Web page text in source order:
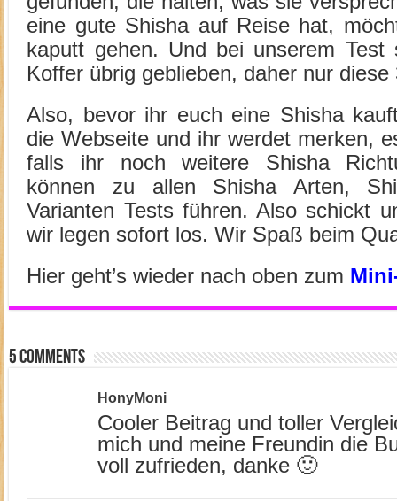
eine gute Shisha auf Reise hat,
kaputt gehen. Und bei unserem Test
Koffer übrig geblieben, daher nur diese
Also, bevor ihr euch eine Shisha
die Webseite und ihr werdet merken,
falls ihr noch weitere Shisha
können zu allen Shisha Arten,
Varianten Tests führen. Also schickt
wir legen sofort los. Wir Spaß beim
Hier geht’s wieder nach oben zum
5 comments
HonyMoni
Cooler Beitrag und toller
mich und meine Freundin die
voll zufrieden, danke 🙂